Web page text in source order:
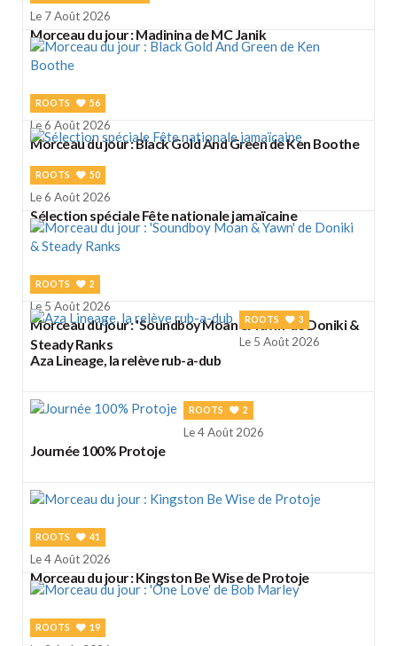
Le 7 Août 2026
Morceau du jour : Madinina de MC Janik
ROOTS 56
Le 6 Août 2026
Morceau du jour : Black Gold And Green de Ken Boothe
ROOTS 50
Le 6 Août 2026
Sélection spéciale Fête nationale jamaïcaine
ROOTS 2
Le 5 Août 2026
Morceau du jour : 'Soundboy Moan & Yawn' de Doniki &
Steady Ranks
ROOTS 3
Le 5 Août 2026
Aza Lineage, la relève rub-a-dub
ROOTS 2
Le 4 Août 2026
Journée 100% Protoje
ROOTS 41
Le 4 Août 2026
Morceau du jour : Kingston Be Wise de Protoje
ROOTS 19